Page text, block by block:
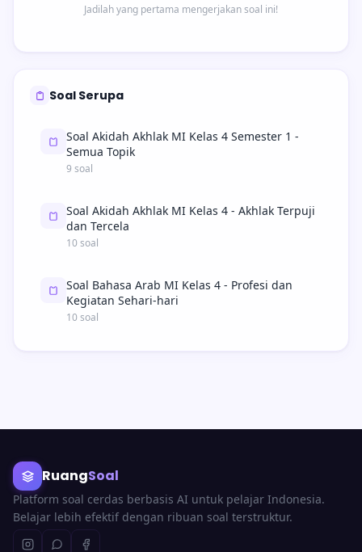
Jadilah yang pertama mengerjakan soal ini!
Soal Serupa
Soal Akidah Akhlak MI Kelas 4 Semester 1 -
Semua Topik
9 soal
Soal Akidah Akhlak MI Kelas 4 - Akhlak Terpuji
dan Tercela
10 soal
Soal Bahasa Arab MI Kelas 4 - Profesi dan
Kegiatan Sehari-hari
10 soal
RuangSoal
Platform soal cerdas berbasis AI untuk pelajar Indonesia.
Belajar lebih efektif dengan ribuan soal terstruktur.